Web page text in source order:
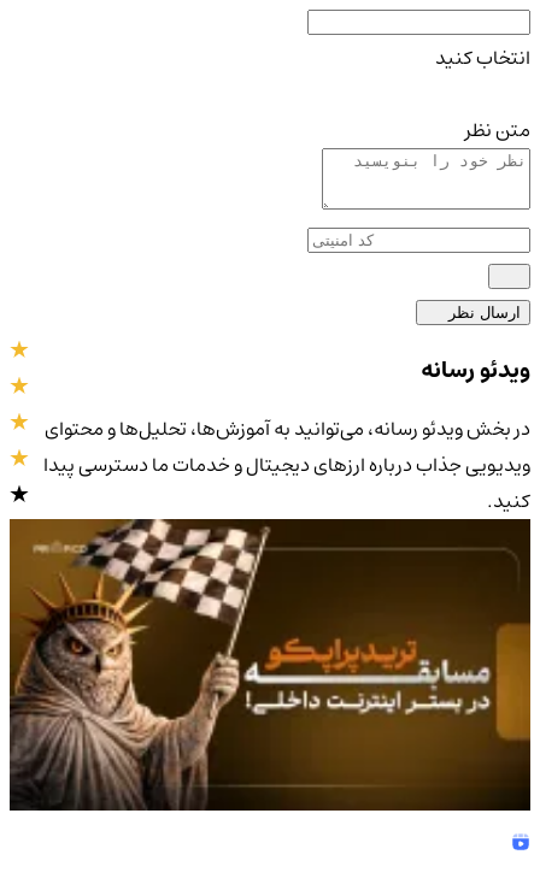
انتخاب کنید
متن نظر
ارسال نظر
4.9/5
ویدئو رسانه
در بخش ویدئو رسانه، می‌توانید به آموزش‌ها، تحلیل‌ها و محتوای
ویدیویی جذاب درباره ارزهای دیجیتال و خدمات ما دسترسی پیدا
کنید.